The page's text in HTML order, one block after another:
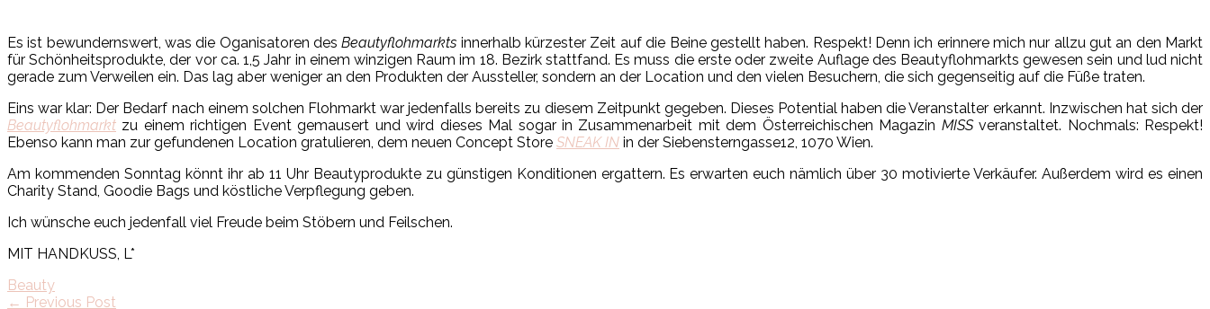
Es ist bewundernswert, was die Oganisatoren desBeautyflohmarkts innerhalb kürzester Zeit auf die Beine gestellt haben. Respekt! Denn ich erinnere mich nur allzu gut an den Markt
für Schönheitsprodukte, der vor ca. 1,5 Jahr in einem winzigen Raum im 18. Bezirk stattfand. Es muss die erste oder zweite Auflage des Beautyflohmarkts gewesen sein und lud nicht
gerade zum Verweilen ein. Das lag aber weniger an den Produkten der Aussteller, sondern an der Location und den vielen Besuchern, die sich gegenseitig auf die Füße traten.
Eins war klar: Der Bedarf nach einem solchen Flohmarkt war jedenfalls bereits zu diesem Zeitpunkt gegeben. Dieses Potential haben die Veranstalter erkannt. Inzwischen hat sich der
Beautyflohmarkt zu einem richtigen Event gemausert und wird dieses Mal sogar in Zusammenarbeit mit dem Österreichischen Magazin MISSveranstaltet. Nochmals: Respekt!
Ebenso kann man zur gefundenen Location gratulieren, dem neuen Concept Store SNEAK IN in der Siebensterngasse12, 1070 Wien.
Am kommenden Sonntag könnt ihr ab 11 Uhr Beautyprodukte zu günstigen Konditionen ergattern. Es erwarten euch nämlich über 30 motivierte Verkäufer. Außerdem wird es einen
Charity Stand, Goodie Bags und köstliche Verpflegung geben.
Ich wünsche euch jedenfall viel Freude beim Stöbern und Feilschen.
MIT HANDKUSS, L*
Beauty
← Previous Post